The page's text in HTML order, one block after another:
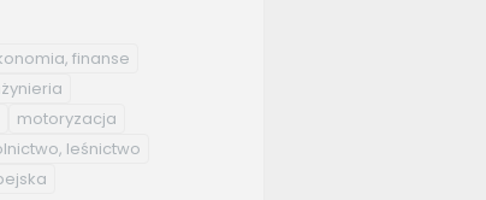
finanse
motoryzacja
leśnictwo